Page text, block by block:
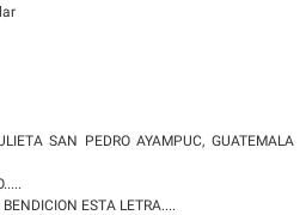
SAN PEDRO AYAMPUC, GUATEMALA
ESTA LETRA....